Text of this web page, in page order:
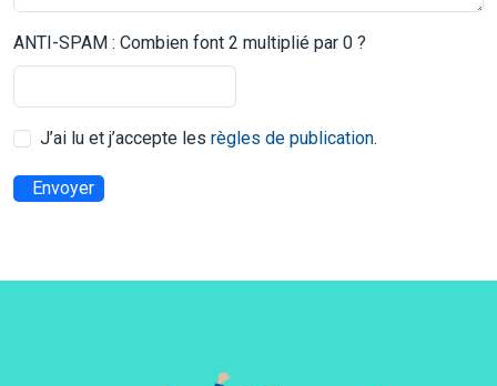
ANTI-SPAM : Combien font 2 multiplié par 0 ?
J’ai lu et j’accepte les règles de publication.
Envoyer